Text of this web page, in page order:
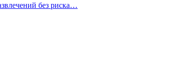
без риска…